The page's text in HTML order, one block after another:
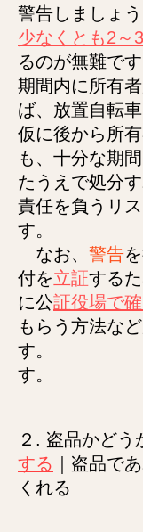
警告しましょう
少なくとも2～
るのが無難です
期間内に所有
ば、放置自転
仮に後から所
も、十分な期
たうえで処分
責任を負うリ
す。
なお、 警告
付を立証する
に公証役場で
もらう方法な
す。
す。
２. 盗品かどう
する
盗品で
くれる